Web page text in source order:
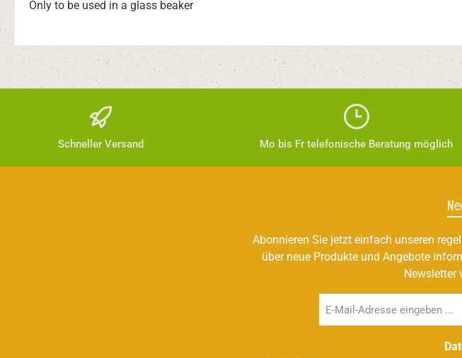
Only to be used in a glass beaker
Schneller Versand Mo bis Fr telefonische Beratung möglich
Abonnieren Sie jetzt einfach unseren
über neue Produkte und Angebote
Newsletter
Mail-